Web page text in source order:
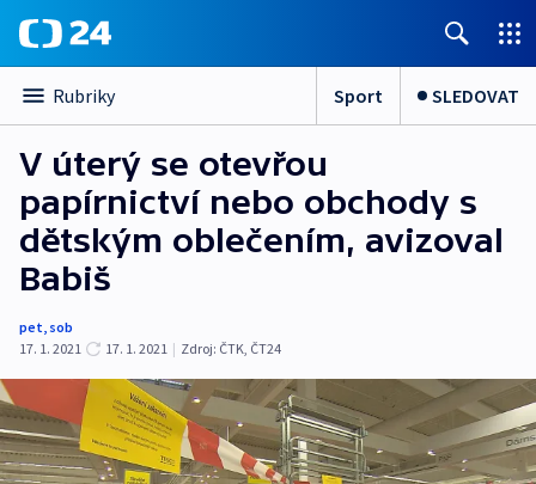
Rubriky Sport SLEDOVAT
V úterý se otevřou
papírnictví nebo obchody s
dětským oblečením, avizoval
Babiš
pet, sob
17. 1. 2021
17. 1. 2021 | Zdroj: ČTK, ČT24